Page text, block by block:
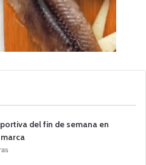
del fin de semana en